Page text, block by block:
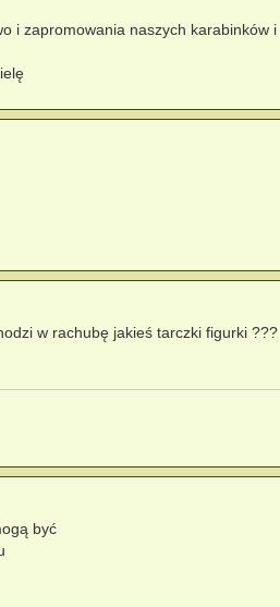
i zapromowania naszych karabinków i
w rachubę jakieś tarczki figurki ???
być